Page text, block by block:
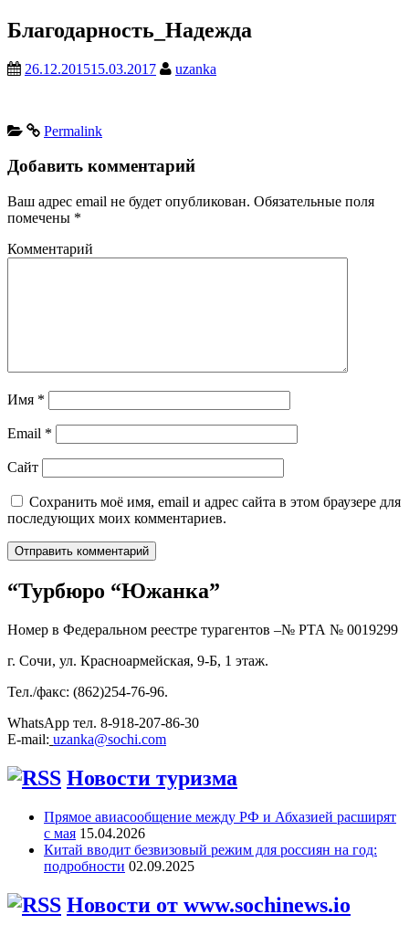
Благодарность_Надежда
26.12.201515.03.2017 uzanka
Permalink
Добавить комментарий
Ваш адрес email не будет опубликован. Обязательные поля
помечены *
Комментарий
Имя *
Email *
Сайт
Сохранить моё имя, email и адрес сайта в этом браузере для
последующих моих комментариев.
“Турбюро “Южанка”
Номер в Федеральном реестре турагентов –№ РТА № 0019299
г. Сочи, ул. Красноармейская, 9-Б, 1 этаж.
Тел./факс: (862)254-76-96.
WhatsApp тел. 8-918-207-86-30
E-mail: uzanka@sochi.com
Новости туризма
Прямое авиасообщение между РФ и Абхазией расширят
с мая 15.04.2026
Китай вводит безвизовый режим для россиян на год:
подробности 02.09.2025
Новости от www.sochinews.io